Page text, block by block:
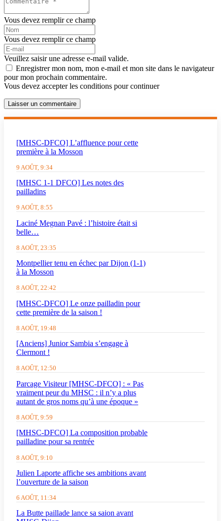
Vous devez remplir ce champ
Vous devez remplir ce champ
Veuillez saisir une adresse e-mail valide.
Enregistrer mon nom, mon e-mail et mon site dans le navigateur
pour mon prochain commentaire.
Vous devez accepter les conditions pour continuer
Laisser un commentaire
[MHSC-DFCO] L’affluence pour cette
première à la Mosson
9 AOÛT, 9:34
[MHSC 1-1 DFCO] Les notes des
pailladins
9 AOÛT, 8:55
Laciné Megnan Pavé : l’histoire était si
belle…
8 AOÛT, 23:35
Montpellier tenu en échec par Dijon (1-1)
à la Mosson
8 AOÛT, 22:42
[MHSC-DFCO] Le onze pailladin pour
cette première de la saison !
8 AOÛT, 19:48
[Anciens] Junior Sambia s’engage à
Clermont !
8 AOÛT, 12:50
Parcage Visiteur [MHSC-DFCO] : « Pas
vraiment peur du MHSC : il n’y a plus
autant de gros noms qu’à une époque »
8 AOÛT, 9:59
[MHSC-DFCO] La composition probable
pailladine pour sa rentrée
8 AOÛT, 9:10
Julien Laporte affiche ses ambitions avant
l’ouverture de la saison
6 AOÛT, 11:34
La Butte paillade lance sa saion avant